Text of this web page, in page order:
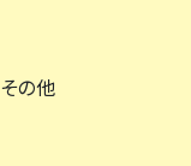
その他